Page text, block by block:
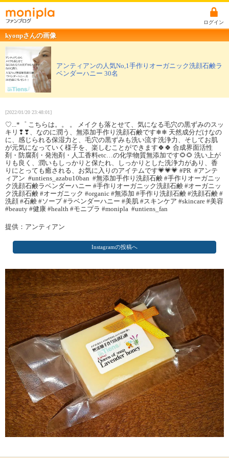
ログイン
kyonpさんの画像
アンティアンの人気No,1手作りオーガニック洗顔石鹸ラ
ベンダーハニー 30名
[2022/01/20 23:48:01]
♡...*゜ こちらは。。 。 メイクも落とせて、気になる毛穴の黒ずみのスッ
キリ❢❣、なのに潤う、無添加手作り洗顔石鹸です❄❄ 天然成分だけなの
に、感じられる保湿力と、毛穴の黒ずみも洗い流す洗浄力、そしてお肌
が元気になっていく様子を、楽しむことができます🍀🍀 合成界面活性
剤・防腐剤・発泡剤・人工香料etc…の化学物質無添加です🌻🌻 洗い上が
りも良く、潤いもしっかりと保たれ、しっかりとした洗浄力があり、香
りにとっても癒される、お気に入りのアイテムです💗💗💗 ⁡#PR ⁡ ⁡#アンテ
ィアン ⁡ ⁡#untiens_azabu10ban ⁡ #無添加手作り洗顔石鹸 #手作りオーガニッ
ク洗顔石鹸ラベンダーハニー⁡ ⁡#手作りオーガニック洗顔石鹸 #オーガニッ
ク洗顔石鹸 #オーガニック #organic #無添加 #手作り洗顔石鹸 #洗顔石鹸 #
洗顔 #石鹸 #ソープ #ラベンダーハニー #美肌 #スキンケア #skincare #美容
#beauty #健康 #health⁡ ⁡⁡#モニプラ⁡ ⁡#monipla ⁡ ⁡#untiens_fan
提供：アンティアン
Instagramの投稿へ